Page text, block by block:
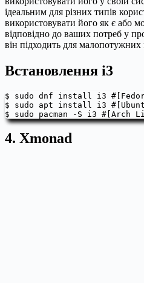
ідеальним для різних типів
використовувати його як є або
відповідно до ваших потреб у
він підходить для малопотужних
Встановлення i3
$ sudo dnf install i3 #[Fedora/
$ sudo apt install i3
$ sudo pacman -S i3 #[Arch
4. Xmonad